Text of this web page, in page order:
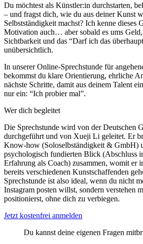
Du möchtest als Künstler:in durchstarten,
– und fragst dich, wie du aus deiner Kunst
Selbstständigkeit machst? Ich kenne dieses
Motivation auch… aber sobald es ums
Sichtbarkeit und das “Darf ich das
unübersichtlich.
In unserer Online-Sprechstunde für
bekommst du klare Orientierung, ehrliche
nächste Schritte, damit aus deinem Talent
nur ein: “Ich probier mal”.
Wer dich begleitet
Die Sprechstunde wird von der Deutschen
durchgeführt und von Xueji Li geleitet. Er
Know-how (Soloselbständigkeit & GmbH)
psychologisch fundierten Blick (Abschluss
Erfahrung als Coach) zusammen, womit er
bereits verschiedenen Kunstschaffenden
Sprechstunde ist also ideal, wenn du nicht
Instagram posten willst, sondern verstehen
positionierst, ohne dich zu verbiegen.
Jetzt kostenfrei anmelden
Du kannst deine eigenen Fragen